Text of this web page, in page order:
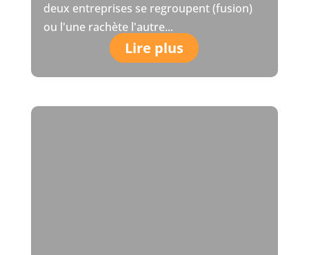
deux entreprises se regroupent (fusion)
ou l'une rachète l'autre...
Lire plus